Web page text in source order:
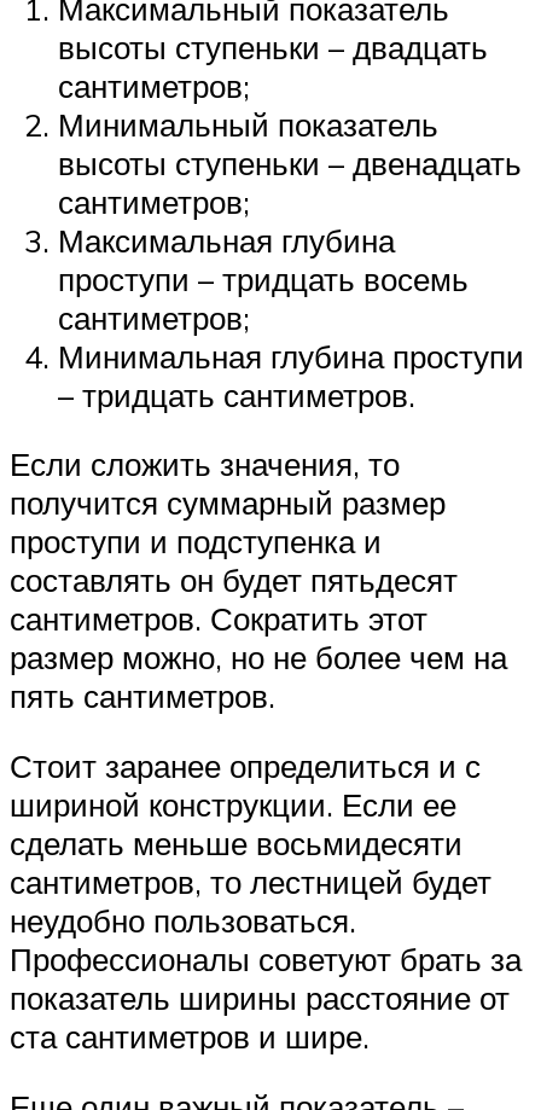
Максимальный показатель
высоты ступеньки – двадцать
сантиметров;
Минимальный показатель
высоты ступеньки – двенадцать
сантиметров;
Максимальная глубина
проступи – тридцать восемь
сантиметров;
Минимальная глубина проступи
– тридцать сантиметров.
Если сложить значения, то
получится суммарный размер
проступи и подступенка и
составлять он будет пятьдесят
сантиметров. Сократить этот
размер можно, но не более чем на
пять сантиметров.
Стоит заранее определиться и с
шириной конструкции. Если ее
сделать меньше восьмидесяти
сантиметров, то лестницей будет
неудобно пользоваться.
Профессионалы советуют брать за
показатель ширины расстояние от
ста сантиметров и шире.